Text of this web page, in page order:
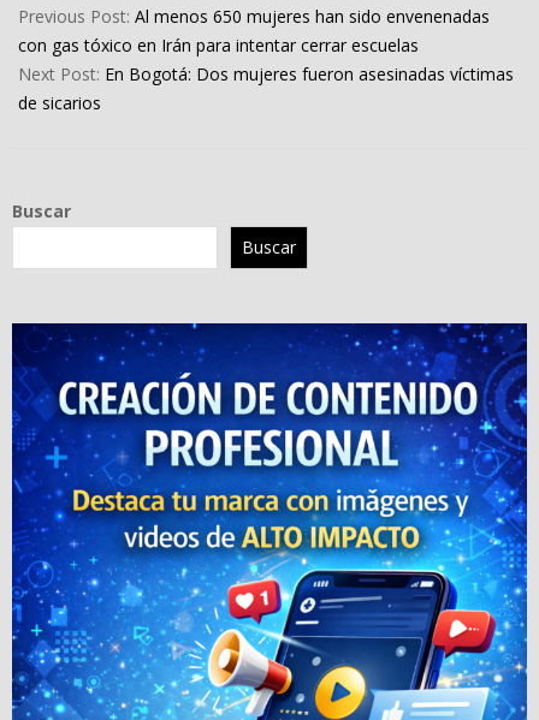
03-
02
Previous Post: Al menos 650 mujeres han sido envenenadas
con gas tóxico en Irán para intentar cerrar escuelas
Next Post: En Bogotá: Dos mujeres fueron asesinadas víctimas
de sicarios
Buscar
Buscar